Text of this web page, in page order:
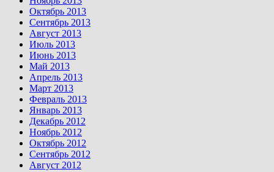
Октябрь 2013
Сентябрь 2013
Август 2013
Июль 2013
Июнь 2013
Май 2013
Апрель 2013
Март 2013
Февраль 2013
Январь 2013
Декабрь 2012
Ноябрь 2012
Октябрь 2012
Сентябрь 2012
Август 2012